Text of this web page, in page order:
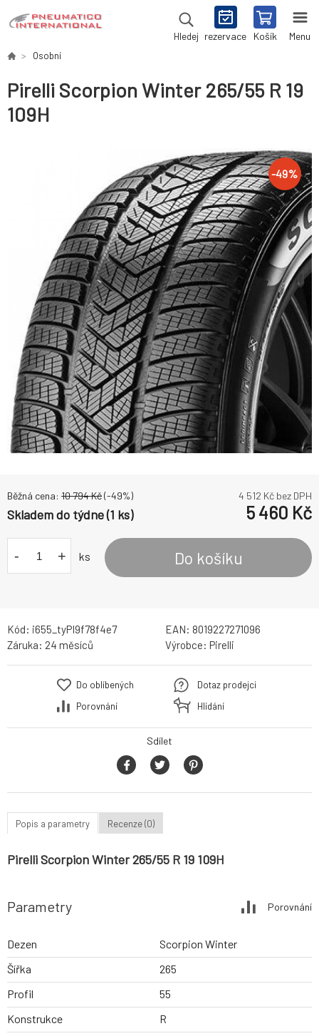
Hledej rezervace Košík Menu
Osobní
Pirelli Scorpion Winter 265/55 R 19
109H
-49%
Běžná cena: 10 794Kč(-49%) 4 512 Kč bez DPH
Skladem do týdne (1 ks) 5 460 Kč
- + ks Do košíku
Kód: i655_tyPI9f78f4e7 EAN: 8019227271096
Záruka: 24 měsíců Výrobce: Pirelli
Do oblíbených
Porovnání
Dotaz prodejci
Hlídání
Sdílet
Popis a parametry Recenze (0)
Pirelli Scorpion Winter 265/55 R 19 109H
Parametry Porovnání
Dezen
Scorpion Winter
Šířka
265
Profil
55
Konstrukce
R